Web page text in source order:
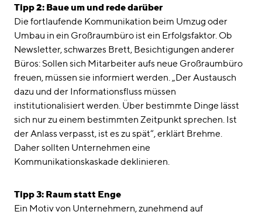
Tipp 2: Baue um und rede darüber
Die fortlaufende Kommunikation beim Umzug oder
Umbau in ein Großraumbüro ist ein Erfolgsfaktor. Ob
Newsletter, schwarzes Brett, Besichtigungen anderer
Büros: Sollen sich Mitarbeiter aufs neue Großraumbüro
freuen, müssen sie informiert werden. „Der Austausch
dazu und der Informationsfluss müssen
institutionalisiert werden. Über bestimmte Dinge lässt
sich nur zu einem bestimmten Zeitpunkt sprechen. Ist
der Anlass verpasst, ist es zu spät“, erklärt Brehme.
Daher sollten Unternehmen eine
Kommunikationskaskade deklinieren.
Tipp 3: Raum statt Enge
Ein Motiv von Unternehmern, zunehmend auf